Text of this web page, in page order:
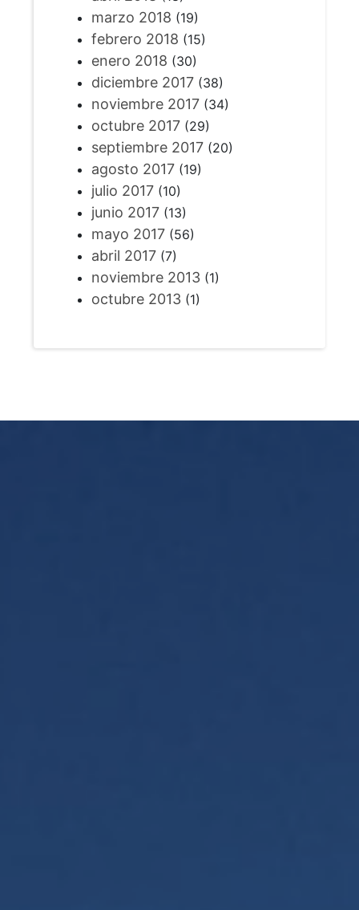
marzo 2018 (19)
febrero 2018 (15)
enero 2018 (30)
diciembre 2017(38)
noviembre 2017(34)
octubre 2017(29)
septiembre 2017(20)
agosto 2017(19)
julio 2017(10)
junio 2017(13)
mayo 2017(56)
abril 2017(7)
noviembre 2013(1)
octubre 2013(1)